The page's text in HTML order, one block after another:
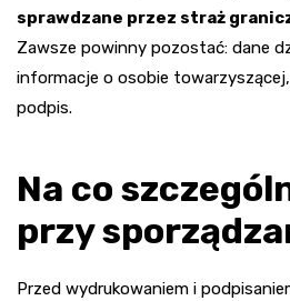
sprawdzane przez straż
Zawsze powinny pozostać: dane
informacje o osobie
podpis.
Na co
przy
Przed wydrukowaniem i